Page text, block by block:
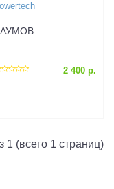
2 400 р.
1 (всего 1 страниц)